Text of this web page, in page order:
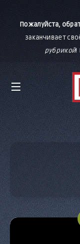
Пожалуйста,
заканчивает
рубрикой!